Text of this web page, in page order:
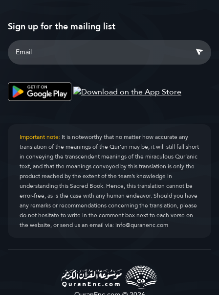
Sign up for the mailing list
Important note:It is noteworthy that no matter how accurate any
translation of the meanings of the Qur’an may be, it will still fall short
in conveying the transcendent meanings of the miraculous Qur’anic
text, and that the meanings conveyed by this translation is only the
product reached by the extent of the team’s knowledge in
understanding this Sacred Book. Hence, this translation cannot be
error-free, as is the case with any human endeavor. Should you have
any remarks or recommendations concerning the translation, please
do not hesitate to write in the comment box next to each verse on
the website, or send us an email via:info@quranenc.com